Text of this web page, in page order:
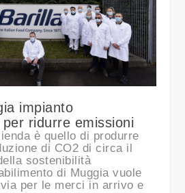
impianto
ridurre emissioni
è quello di produrre
di CO2 di circa il
sostenibilità
di Muggia vuole
per le merci in arrivo e